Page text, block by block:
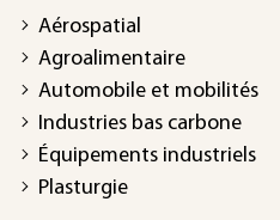
Aérospatial
Agroalimentaire
Automobile et mobilités
Industries bas carbone
Équipements industriels
Plasturgie